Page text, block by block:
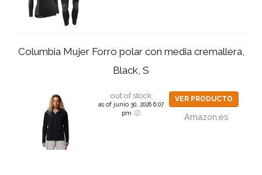
Columbia Mujer Forro polar con media cremallera,
Black, S
out of stock
as of junio 30, 2026 6:07
pm
VER PRODUCTO
Amazon.es